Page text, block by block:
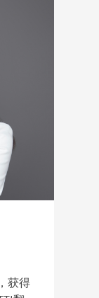
且具
定个
建立
管理
竞争
身优
点，
发展
自优
兴趣
已成
翰
校
分
乔治
获得